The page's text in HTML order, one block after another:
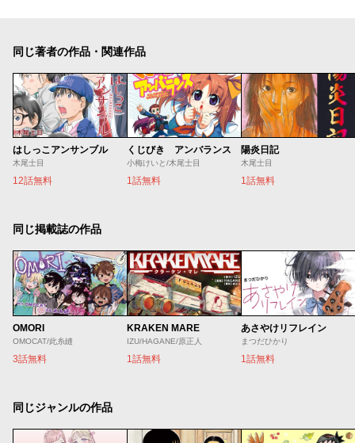
同じ著者の作品・関連作品
はしっこアンサンブル
木尾士目
12話無料
くじびき アンバランス
小梅けいと/木尾士目
1話無料
陽炎日記
木尾士目
1話無料
同じ掲載誌の作品
OMORI
OMOCAT/此糸縫
3話無料
KRAKEN MARE
IZU/HAGANE/原正人
1話無料
あさやけリフレイン
まつだひかり
1話無料
同じジャンルの作品